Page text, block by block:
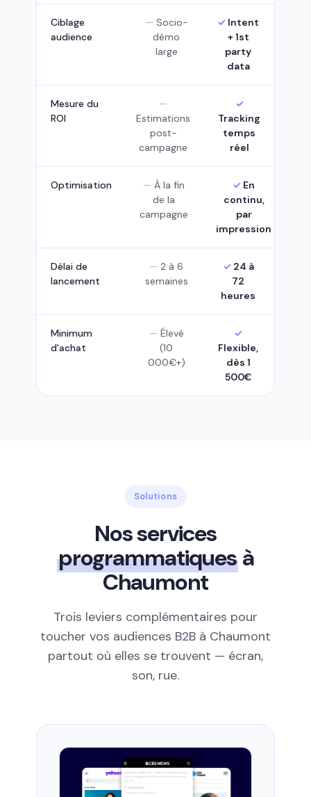
Ciblage
audience
Socio-
démo
large
Intent
+ 1st
party
data
Mesure du
ROI
Estimations
post-
campagne
Tracking
temps
réel
Optimisation
À la fin
de la
campagne
En
continu,
par
impression
Délai de
lancement
2 à 6
semaines
24 à
72
heures
Minimum
d'achat
Élevé
(10
000€+)
Flexible,
dès 1
500€
Solutions
Nos services
programmatiques à
Chaumont
Trois leviers complémentaires pour
toucher vos audiences B2B à Chaumont
partout où elles se trouvent — écran,
son, rue.